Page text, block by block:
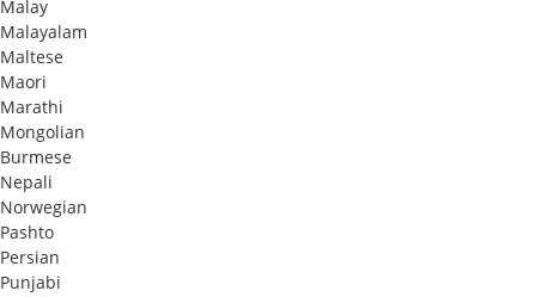
Malay
Malayalam
Maltese
Maori
Marathi
Mongolian
Burmese
Nepali
Norwegian
Pashto
Persian
Punjabi